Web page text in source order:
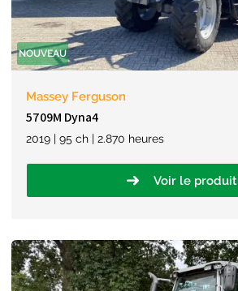
NOUVEAU
Massey Ferguson
5709M Dyna4
2019 | 95 ch | 2.870 heures
Voir le produit